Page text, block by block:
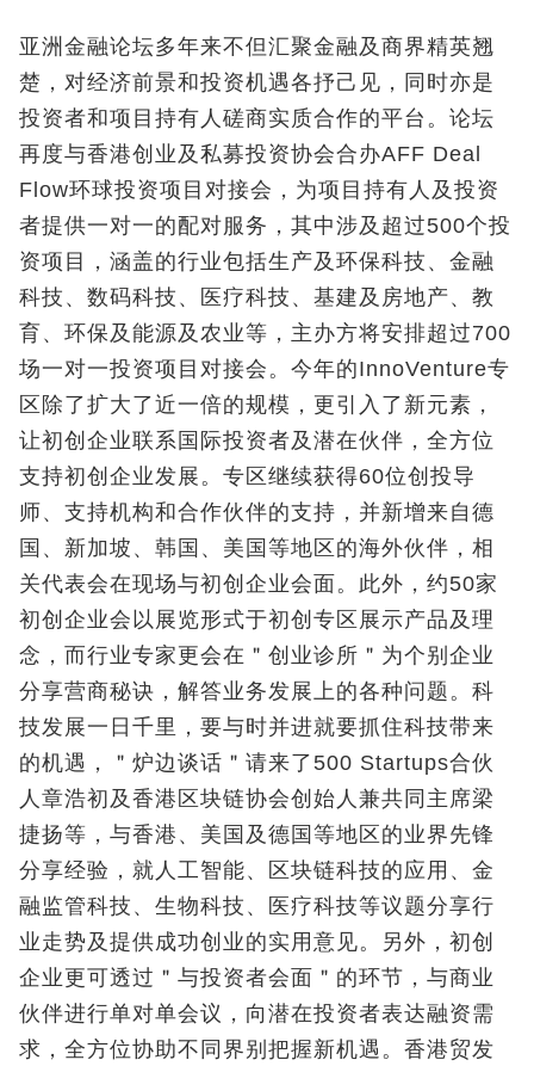
亚洲金融论坛多年来不但汇聚金融及商界精英翘
楚，对经济前景和投资机遇各抒己见，同时亦是
投资者和项目持有人磋商实质合作的平台。论坛
再度与香港创业及私募投资协会合办AFF Deal
Flow环球投资项目对接会，为项目持有人及投资
者提供一对一的配对服务，其中涉及超过500个投
资项目，涵盖的行业包括生产及环保科技、金融
科技、数码科技、医疗科技、基建及房地产、教
育、环保及能源及农业等，主办方将安排超过700
场一对一投资项目对接会。今年的InnoVenture专
区除了扩大了近一倍的规模，更引入了新元素，
让初创企业联系国际投资者及潜在伙伴，全方位
支持初创企业发展。专区继续获得60位创投导
师、支持机构和合作伙伴的支持，并新增来自德
国、新加坡、韩国、美国等地区的海外伙伴，相
关代表会在现场与初创企业会面。此外，约50家
初创企业会以展览形式于初创专区展示产品及理
念，而行业专家更会在＂创业诊所＂为个别企业
分享营商秘诀，解答业务发展上的各种问题。科
技发展一日千里，要与时并进就要抓住科技带来
的机遇，＂炉边谈话＂请来了500 Startups合伙
人章浩初及香港区块链协会创始人兼共同主席梁
捷扬等，与香港、美国及德国等地区的业界先锋
分享经验，就人工智能、区块链科技的应用、金
融监管科技、生物科技、医疗科技等议题分享行
业走势及提供成功创业的实用意见。另外，初创
企业更可透过＂与投资者会面＂的环节，与商业
伙伴进行单对单会议，向潜在投资者表达融资需
求，全方位协助不同界别把握新机遇。香港贸发